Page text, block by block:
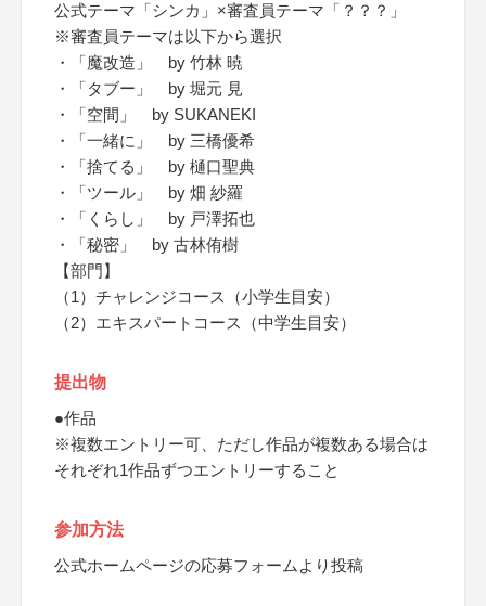
公式テーマ「シンカ」×審査員テーマ「？？？」
※審査員テーマは以下から選択
・「魔改造」 by 竹林 暁
・「タブー」 by 堀元 見
・「空間」 by SUKANEKI
・「一緒に」 by 三橋優希
・「捨てる」 by 樋口聖典
・「ツール」 by 畑 紗羅
・「くらし」 by 戸澤拓也
・「秘密」 by 古林侑樹
【部門】
（1）チャレンジコース（小学生目安）
（2）エキスパートコース（中学生目安）
提出物
●作品
※複数エントリー可、ただし作品が複数ある場合は
それぞれ1作品ずつエントリーすること
参加方法
公式ホームページの応募フォームより投稿